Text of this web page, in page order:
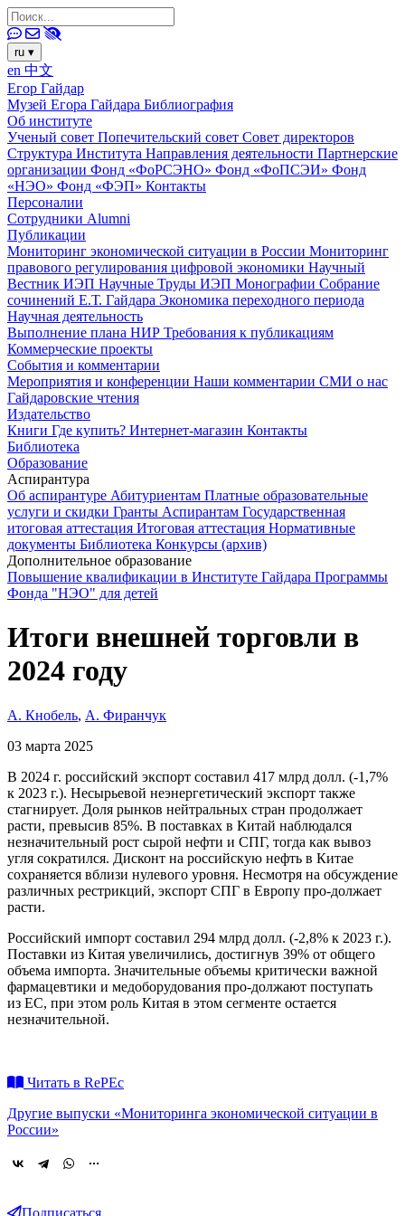
ru ▾
en 中文
Егор Гайдар
Музей Егора Гайдара Библиография
Об институте
Ученый совет Попечительский совет Совет директоров
Структура Института Направления деятельности Партнерские
организации Фонд «ФоРСЭНО» Фонд «ФоПСЭИ» Фонд
«НЭО» Фонд «ФЭП» Контакты
Персоналии
Сотрудники Alumni
Публикации
Мониторинг экономической ситуации в России Мониторинг
правового регулирования цифровой экономики Научный
Вестник ИЭП Научные Труды ИЭП Монографии Собрание
сочинений Е.Т. Гайдара Экономика переходного периода
Научная деятельность
Выполнение плана НИР Требования к публикациям
Коммерческие проекты
События и комментарии
Мероприятия и конференции Наши комментарии СМИ о нас
Гайдаровские чтения
Издательство
Книги Где купить? Интернет-магазин Контакты
Библиотека
Образование
Аспирантура
Об аспирантуре Абитуриентам Платные образовательные
услуги и скидки Гранты Аспирантам Государственная
итоговая аттестация Итоговая аттестация Нормативные
документы Библиотека Конкурсы (архив)
Дополнительное образование
Повышение квалификации в Институте Гайдара Программы
Фонда "НЭО" для детей
Итоги внешней торговли в
2024 году
А. Кнобель, А. Фиранчук
03 марта 2025
В 2024 г. российский экспорт составил 417 млрд долл. (-1,7%
к 2023 г.). Несырьевой неэнергетический экспорт также
стагнирует. Доля рынков нейтральных стран продолжает
расти, превысив 85%. В поставках в Китай наблюдался
незначительный рост сырой нефти и СПГ, тогда как вывоз
угля сократился. Дисконт на российскую нефть в Китае
сохраняется вблизи нулевого уровня. Несмотря на обсуждение
различных рестрикций, экспорт СПГ в Европу про-должает
расти.
Российский импорт составил 294 млрд долл. (-2,8% к 2023 г.).
Поставки из Китая увеличились, достигнув 39% от общего
объема импорта. Значительные объемы критически важной
фармацевтики и медоборудования про-должают поступать
из ЕС, при этом роль Китая в этом сегменте остается
незначительной.
Читать в RePEc
Другие выпуски «Мониторинга экономической ситуации в
России»
Подписаться